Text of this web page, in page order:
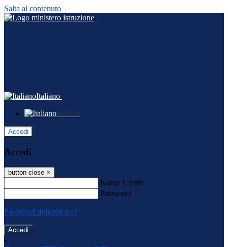
Salta al contenuto
Italiano
Italiano
Accedi
Accedi
button close ×
Nome Utente
Password
Password dimenticata?
-